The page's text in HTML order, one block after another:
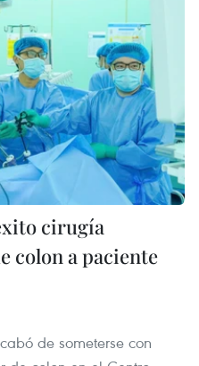
cirugía
colon a paciente
de someterse con